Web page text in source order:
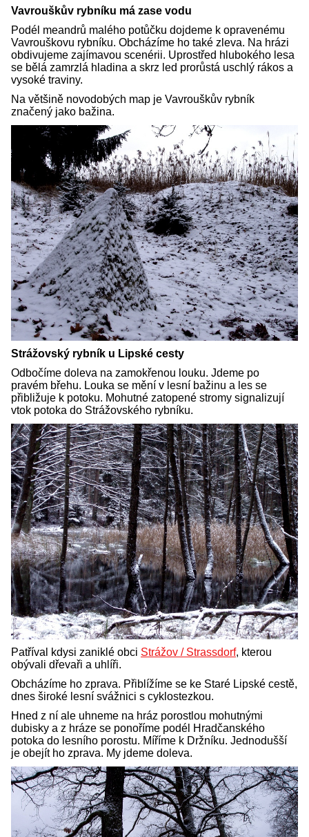
Vavrouškův rybníku má zase vodu
Podél meandrů malého potůčku dojdeme k opravenému
Vavrouškovu rybníku. Obcházíme ho také zleva. Na hrázi
obdivujeme zajímavou scenérii. Uprostřed hlubokého lesa
se bělá zamrzlá hladina a skrz led prorůstá uschlý rákos a
vysoké traviny.
Na většině novodobých map je Vavrouškův rybník
značený jako bažina.
Strážovský rybník u Lipské cesty
Odbočíme doleva na zamokřenou louku. Jdeme po
pravém břehu. Louka se mění v lesní bažinu a les se
přibližuje k potoku. Mohutné zatopené stromy signalizují
vtok potoka do Strážovského rybníku.
Patříval kdysi zaniklé obci Strážov / Strassdorf, kterou
obývali dřevaři a uhlíři.
Obcházíme ho zprava. Přiblížíme se ke Staré Lipské cestě,
dnes široké lesní svážnici s cyklostezkou.
Hned z ní ale uhneme na hráz porostlou mohutnými
dubisky a z hráze se ponoříme podél Hradčanského
potoka do lesního porostu. Míříme k Držníku. Jednodušší
je obejít ho zprava. My jdeme doleva.